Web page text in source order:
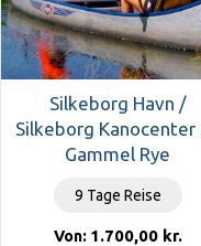
Silkeborg Havn /
Silkeborg Kanocenter
Gammel Rye
9 Tage Reise
Von: 1.700,00 kr.